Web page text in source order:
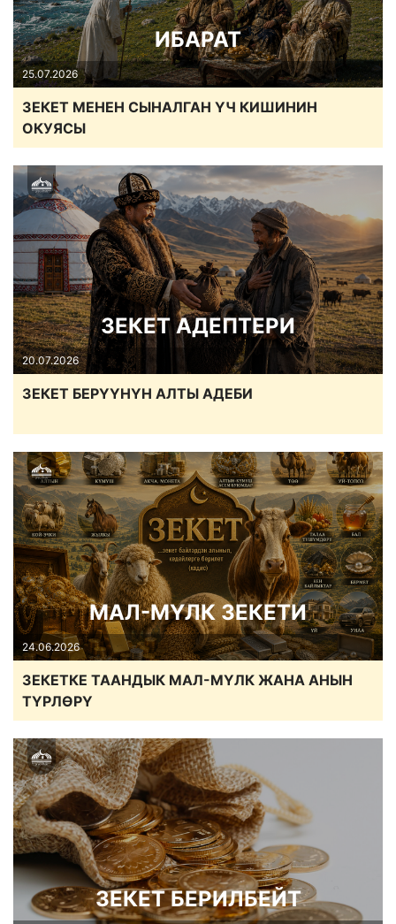
ИБАРАТ
25.07.2026
ЗЕКЕТ МЕНЕН СЫНАЛГАН ҮЧ КИШИНИН
ОКУЯСЫ
ЗЕКЕТ АДЕПТЕРИ
20.07.2026
ЗЕКЕТ БЕРҮҮНҮН АЛТЫ АДЕБИ
МАЛ-МҮЛК ЗЕКЕТИ
24.06.2026
ЗЕКЕТКЕ ТААНДЫК МАЛ-МҮЛК ЖАНА АНЫН
ТҮРЛӨРҮ
ЗЕКЕТ БЕРИЛБЕЙТ